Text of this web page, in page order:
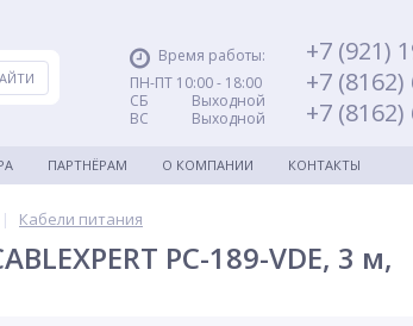
Время работы:
ПН-ПТ 10:00 - 18:00
СБ Выходной
ВС Выходной
+7 (921)
+7 (8162)
+7
ПАРТНЁРАМ О КОМПАНИИ КОНТАКТЫ
| Кабели питания
PC-189-VDE, 3 м,